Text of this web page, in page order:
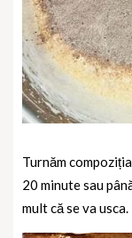
Turnăm
20 minute sau
mult că se va usca.